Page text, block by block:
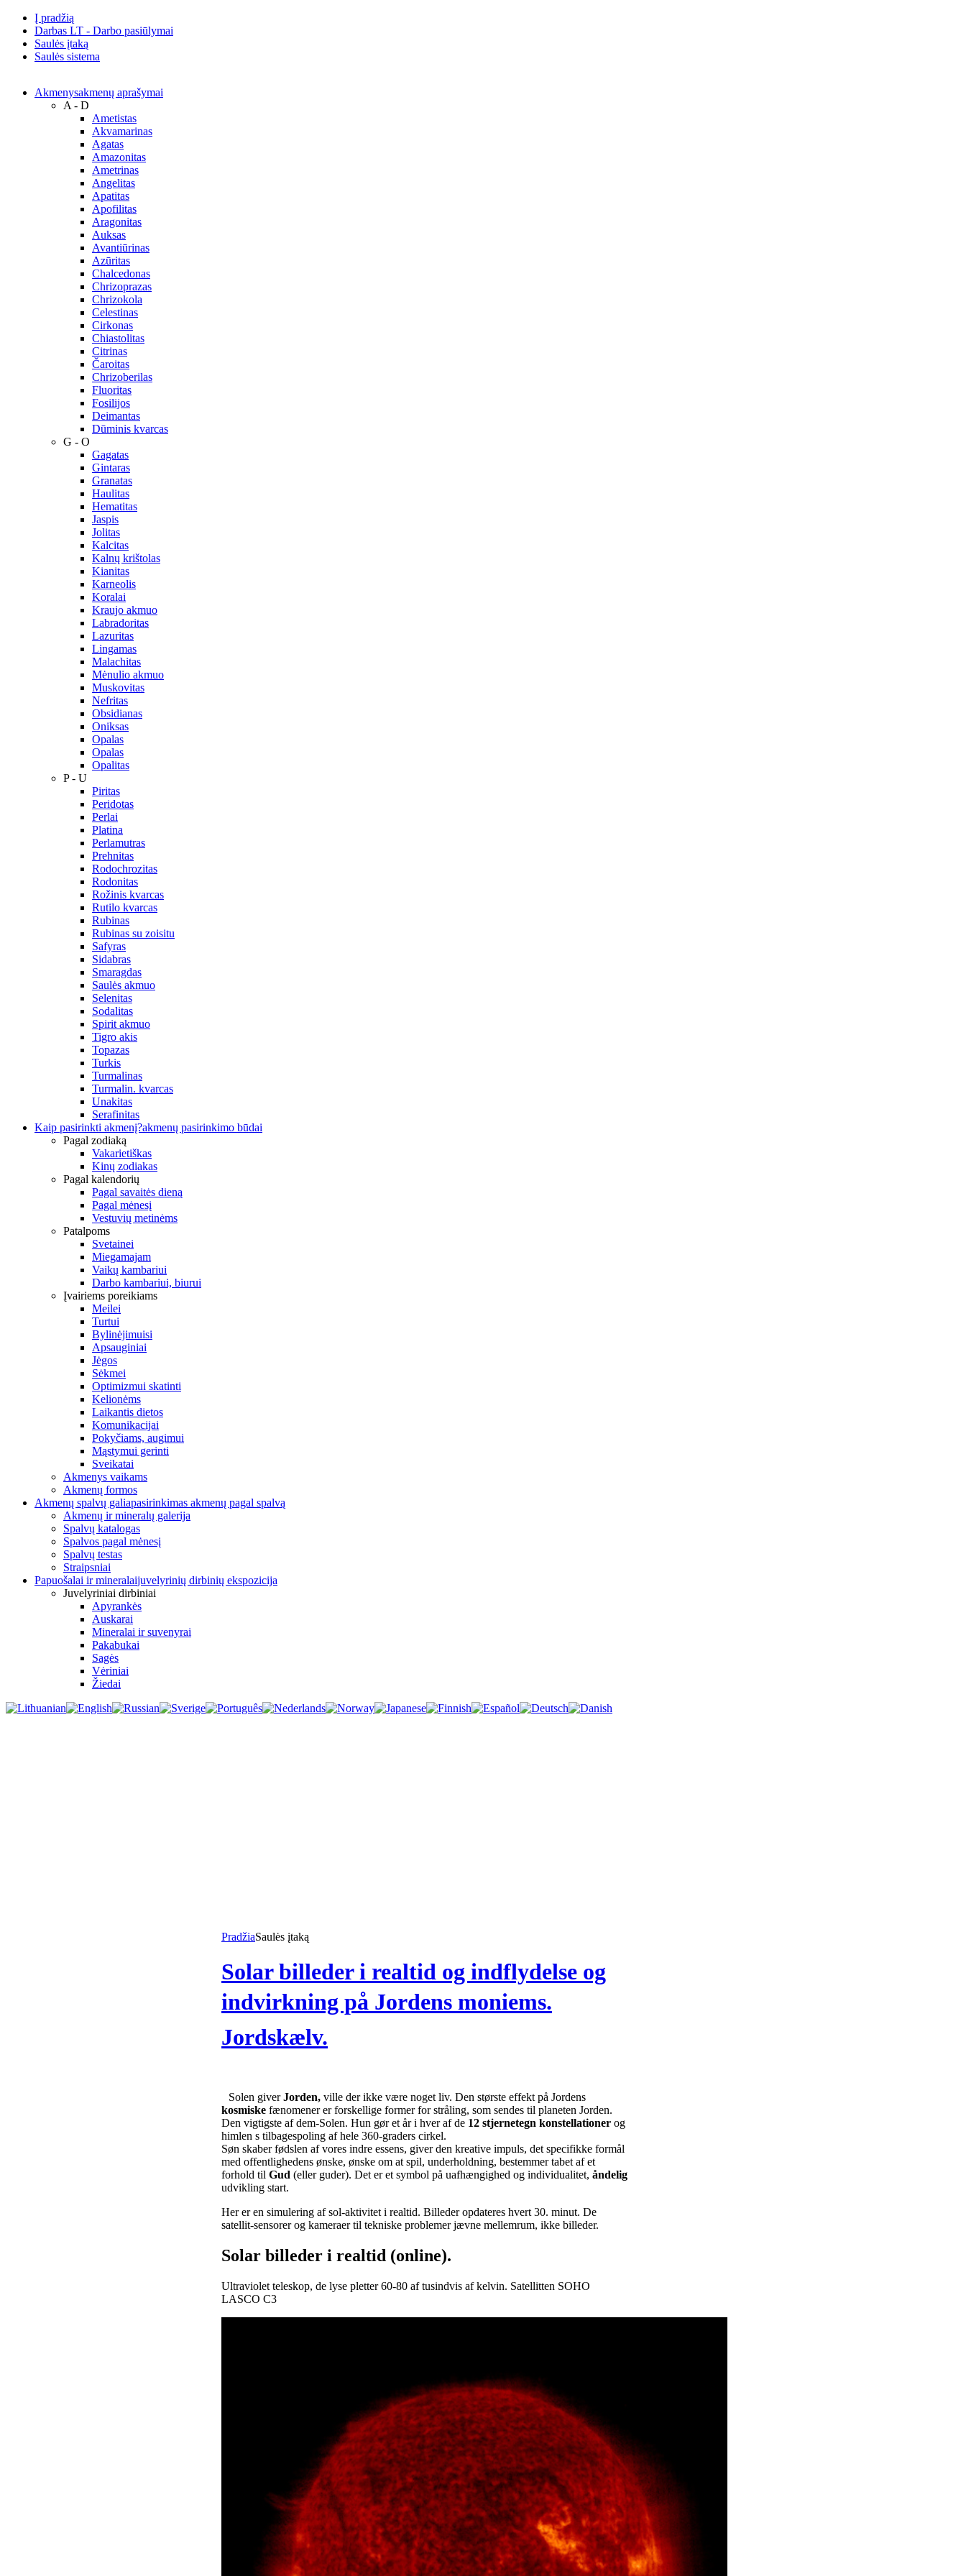
Į pradžią
Darbas LT - Darbo pasiūlymai
Saulės įtaką
Saulės sistema
Akmenysakmenų aprašymai
A - D
Ametistas
Akvamarinas
Agatas
Amazonitas
Ametrinas
Angelitas
Apatitas
Apofilitas
Aragonitas
Auksas
Avantiūrinas
Azūritas
Chalcedonas
Chrizoprazas
Chrizokola
Celestinas
Cirkonas
Chiastolitas
Citrinas
Čaroitas
Chrizoberilas
Fluoritas
Fosilijos
Deimantas
Dūminis kvarcas
G - O
Gagatas
Gintaras
Granatas
Haulitas
Hematitas
Jaspis
Jolitas
Kalcitas
Kalnų krištolas
Kianitas
Karneolis
Koralai
Kraujo akmuo
Labradoritas
Lazuritas
Lingamas
Malachitas
Mėnulio akmuo
Muskovitas
Nefritas
Obsidianas
Oniksas
Opalas
Opalas
Opalitas
P - U
Piritas
Peridotas
Perlai
Platina
Perlamutras
Prehnitas
Rodochrozitas
Rodonitas
Rožinis kvarcas
Rutilo kvarcas
Rubinas
Rubinas su zoisitu
Safyras
Sidabras
Smaragdas
Saulės akmuo
Selenitas
Sodalitas
Spirit akmuo
Tigro akis
Topazas
Turkis
Turmalinas
Turmalin. kvarcas
Unakitas
Serafinitas
Kaip pasirinkti akmenį?akmenų pasirinkimo būdai
Pagal zodiaką
Vakarietiškas
Kinų zodiakas
Pagal kalendorių
Pagal savaitės dieną
Pagal mėnesį
Vestuvių metinėms
Patalpoms
Svetainei
Miegamajam
Vaikų kambariui
Darbo kambariui, biurui
Įvairiems poreikiams
Meilei
Turtui
Bylinėjimuisi
Apsauginiai
Jėgos
Sėkmei
Optimizmui skatinti
Kelionėms
Laikantis dietos
Komunikacijai
Pokyčiams, augimui
Mąstymui gerinti
Sveikatai
Akmenys vaikams
Akmenų formos
Akmenų spalvų galiapasirinkimas akmenų pagal spalvą
Akmenų ir mineralų galerija
Spalvų katalogas
Spalvos pagal mėnesį
Spalvų testas
Straipsniai
Papuošalai ir mineralaijuvelyrinių dirbinių ekspozicija
Juvelyriniai dirbiniai
Apyrankės
Auskarai
Mineralai ir suvenyrai
Pakabukai
Sagės
Vėriniai
Žiedai
PradžiaSaulės įtaką
Solar billeder i realtid og indflydelse og
indvirkning på Jordens moniems.
Jordskælv.
Solen giverJorden, ville der ikke være noget liv. Den største effekt på Jordens
kosmiske fænomener er forskellige former for stråling, som sendes til planeten Jorden.
Den vigtigste af dem-Solen. Hun gør et år i hver af de 12 stjernetegn konstellationer og
himlen s tilbagespoling af hele 360-graders cirkel.
Søn skaber fødslen af vores indre essens, giver den kreative impuls, det specifikke formål
med offentlighedens ønske, ønske om at spil, underholdning, bestemmer tabet af et
forhold til Gud (eller guder). Det er et symbol på uafhængighed og individualitet, åndelig
udvikling start.
Her er en simulering af sol-aktivitet i realtid. Billeder opdateres hvert 30. minut. De
satellit-sensorer og kameraer til tekniske problemer jævne mellemrum, ikke billeder.
Solar billeder i realtid (online).
Ultraviolet teleskop, de lyse pletter 60-80 af tusindvis af kelvin. Satellitten SOHO
LASCO C3